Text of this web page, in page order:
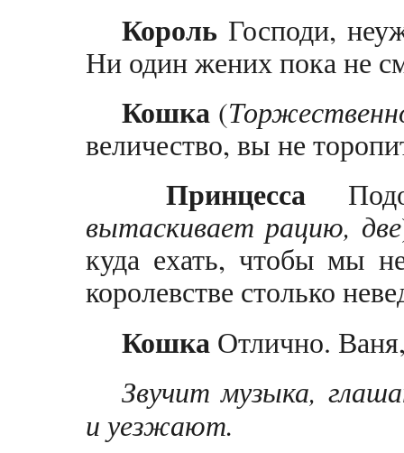
Король Господи,
Ни один жених пока не
Кошка (
величество, вы не
Принцесса
вытаскивает рацию, две
куда ехать, чтобы мы
королевстве столько
Кошка Отлично.
Звучит музыка,
и уезжают.